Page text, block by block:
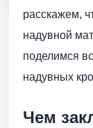
расскажем,
надувной
поделимся
надувных
Чем